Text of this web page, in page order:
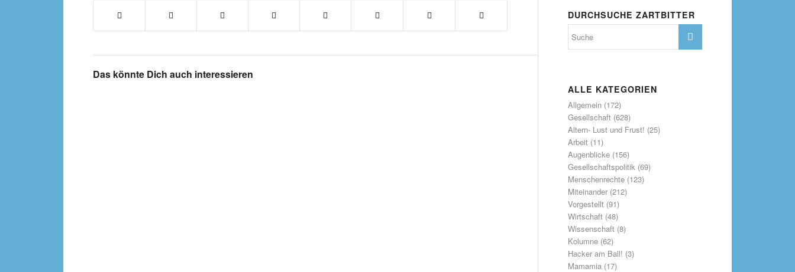
Das könnte Dich auch interessieren
DURCHSUCHE ZARTBITTER
ALLE KATEGORIEN
Allgemein(172)
Gesellschaft(628)
Altern- Lust und Frust! (25)
Arbeit(11)
Augenblicke(156)
Gesellschaftspolitik(69)
Menschenrechte(123)
Miteinander(212)
Vorgestellt(91)
Wirtschaft(48)
Wissenschaft(8)
Kolumne(62)
Hacker am Ball! (3)
Mamamia(17)